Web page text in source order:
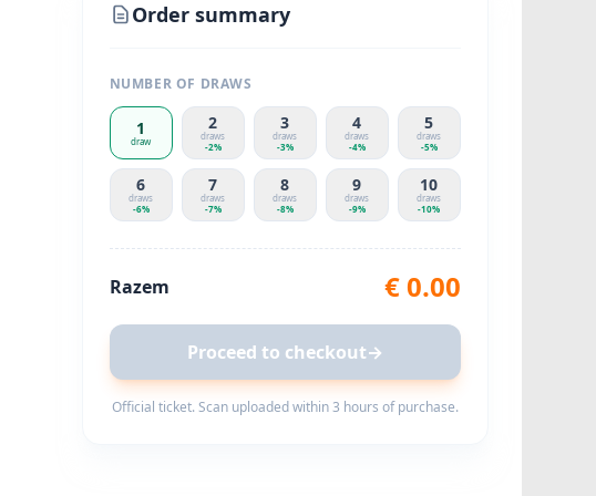
Order summary
NUMBER OF DRAWS
1
draw
2
draws
-2%
3
draws
-3%
4
draws
-4%
5
draws
-5%
6
draws
-6%
7
draws
-7%
8
draws
-8%
9
draws
-9%
10
draws
-10%
Razem €0.00
Proceed to checkout→
Official ticket. Scan uploaded within 3 hours of purchase.